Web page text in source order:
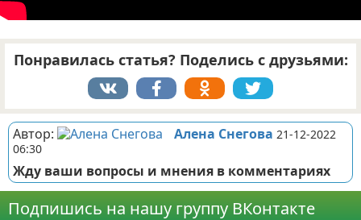
Понравилась статья? Поделись с друзьями:
Автор: Алена Снегова 21-12-2022
06:30
Жду ваши вопросы и мнения в комментариях
Подпишись на нашу группу ВКонтакте